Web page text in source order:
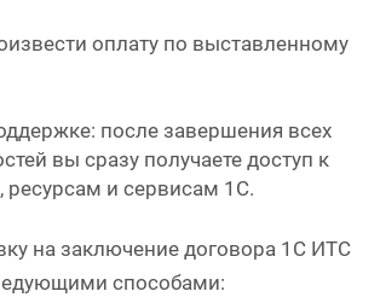
оплату по выставленному
после завершения всех
вы сразу получаете доступ к
ресурсам и сервисам 1С.
на заключение договора 1С ИТС
способами: